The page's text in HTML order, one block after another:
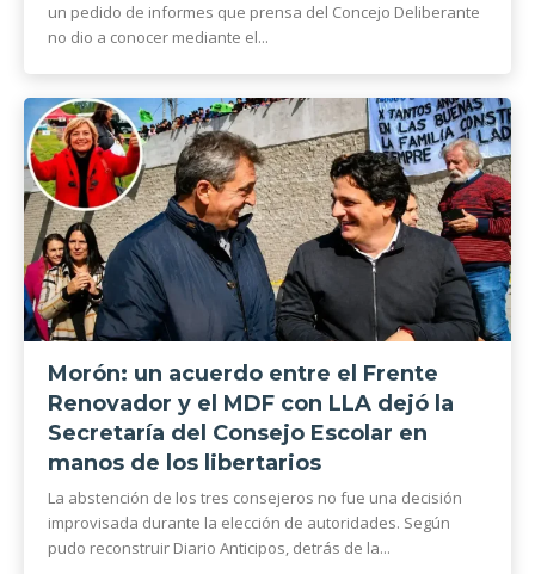
un pedido de informes que prensa del Concejo Deliberante
no dio a conocer mediante el...
Morón: un acuerdo entre el Frente
Renovador y el MDF con LLA dejó la
Secretaría del Consejo Escolar en
manos de los libertarios
La abstención de los tres consejeros no fue una decisión
improvisada durante la elección de autoridades. Según
pudo reconstruir Diario Anticipos, detrás de la...